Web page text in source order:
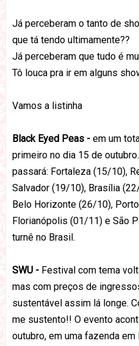
Já perceberam o tanto de
que tá tendo ultimamente??
Já perceberam que tudo é
Tô louca pra ir em alguns
Vamos a listinha
Black Eyed Peas - em um
primeiro no dia 15 de
passará: Fortaleza (15/10),
Salvador (19/10), Brasília
Belo Horizonte (26/10),
Florianópolis (01/11) e São
turnê no Brasil.
SWU - Festival com tema
mas com preços de
sustentável assim lá longe.
me sustento!! O evento
outubro, em uma fazenda